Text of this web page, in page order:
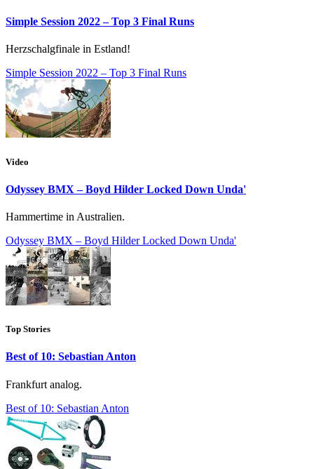
Simple Session 2022 – Top 3 Final Runs
Herzschalgfinale in Estland!
Simple Session 2022 – Top 3 Final Runs
Video
Odyssey BMX – Boyd Hilder Locked Down Unda'
Hammertime in Australien.
Odyssey BMX – Boyd Hilder Locked Down Unda'
Top Stories
Best of 10: Sebastian Anton
Frankfurt analog.
Best of 10: Sebastian Anton